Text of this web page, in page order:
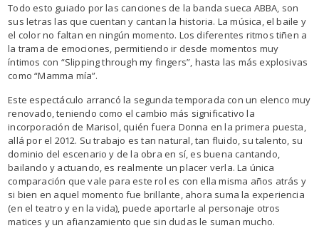
Todo esto guiado por las canciones de la banda sueca ABBA, son
sus letras las que cuentan y cantan la historia. La música, el baile y
el color no faltan en ningún momento. Los diferentes ritmos tiñen a
la trama de emociones, permitiendo ir desde momentos muy
íntimos con “Slipping through my fingers”, hasta las más explosivas
como “Mamma mía”.
Este espectáculo arrancó la segunda temporada con un elenco muy
renovado, teniendo como el cambio más significativo la
incorporación de Marisol, quién fuera Donna en la primera puesta,
allá por el 2012. Su trabajo es tan natural, tan fluido, su talento, su
dominio del escenario y de la obra en sí, es buena cantando,
bailando y actuando, es realmente un placer verla. La única
comparación que vale para este rol es con ella misma años atrás y
si bien en aquel momento fue brillante, ahora suma la experiencia
(en el teatro y en la vida), puede aportarle al personaje otros
matices y un afianzamiento que sin dudas le suman mucho.